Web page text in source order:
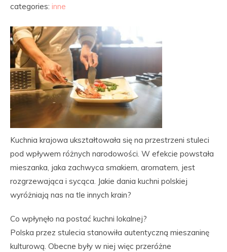
categories: inne
Kuchnia krajowa ukształtowała się na przestrzeni stuleci
pod wpływem różnych narodowości. W efekcie powstała
mieszanka, jaka zachwyca smakiem, aromatem, jest
rozgrzewająca i sycąca. Jakie dania kuchni polskiej
wyróżniają nas na tle innych krain?
Co wpłynęło na postać kuchni lokalnej?
Polska przez stulecia stanowiła autentyczną mieszaninę
kulturową. Obecne były w niej więc przeróżne